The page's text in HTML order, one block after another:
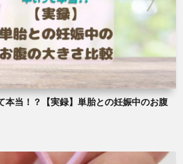
本当！？【実録】単胎との妊娠中のお腹